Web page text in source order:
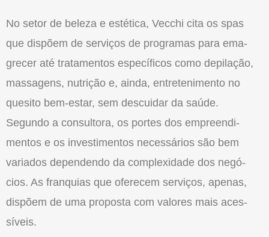
No setor de beleza e es­tética, Vecchi cita os spas
que dispõem de serviços de programas para ema­
grecer até tratamentos específicos como depila­ção,
massagens, nutrição e, ainda, entretenimento no
quesito bem-estar, sem descuidar da saúde.
Segundo a consultora, os portes dos empreendi­
mentos e os investimen­tos necessários são bem
variados dependendo da complexidade dos negó­
cios. As franquias que ofe­recem serviços, apenas,
dispõem de uma propos­ta com valores mais aces­
síveis.